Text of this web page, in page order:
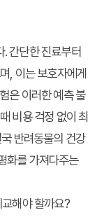
간단한 진료부터
, 이는 보호자에게
은 이러한 예측 불
비용 걱정 없이 최
반려동물의 건강
화를 가져다주는
해야 할까요?